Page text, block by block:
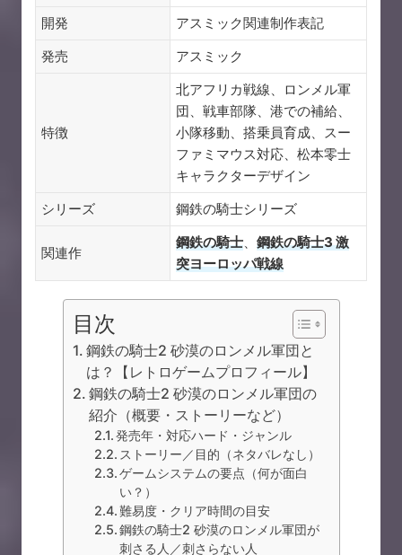
開発
アスミック関連制作表記
発売
アスミック
特徴
北アフリカ戦線、ロンメル軍
団、戦車部隊、港での補給、
小隊移動、搭乗員育成、スー
ファミマウス対応、松本零士
キャラクターデザイン
シリーズ
鋼鉄の騎士シリーズ
関連作
鋼鉄の騎士、 鋼鉄の騎士3 激
突ヨーロッパ戦線
目次
鋼鉄の騎士2 砂漠のロンメル軍団と
は？【レトロゲームプロフィール】
鋼鉄の騎士2 砂漠のロンメル軍団の
紹介（概要・ストーリーなど）
発売年・対応ハード・ジャンル
ストーリー／目的（ネタバレなし）
ゲームシステムの要点（何が面白
い？）
難易度・クリア時間の目安
鋼鉄の騎士2 砂漠のロンメル軍団が
刺さる人／刺さらない人